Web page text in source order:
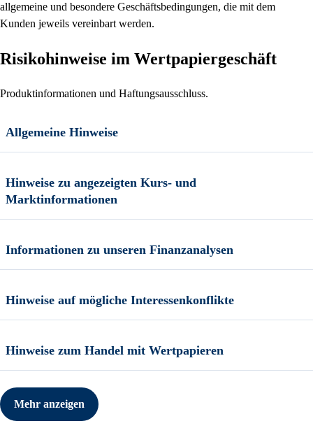
allgemeine und besondere Geschäftsbedingungen, die mit dem
Kunden jeweils vereinbart werden.
Risikohinweise im Wertpapiergeschäft
Produktinformationen und Haftungsausschluss.
Allgemeine Hinweise
Hinweise zu angezeigten Kurs- und
Marktinformationen
Informationen zu unseren Finanzanalysen
Hinweise auf mögliche Interessenkonflikte
Hinweise zum Handel mit Wertpapieren
Mehr anzeigen